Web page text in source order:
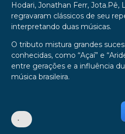
Hodari, Jonathan Ferr, Jota.Pê,
regravaram clássicos de seu
interpretando duas músicas.
O tributo mistura grandes
conhecidas, como “Açaí” e
entre gerações e a influência
música brasileira.
•